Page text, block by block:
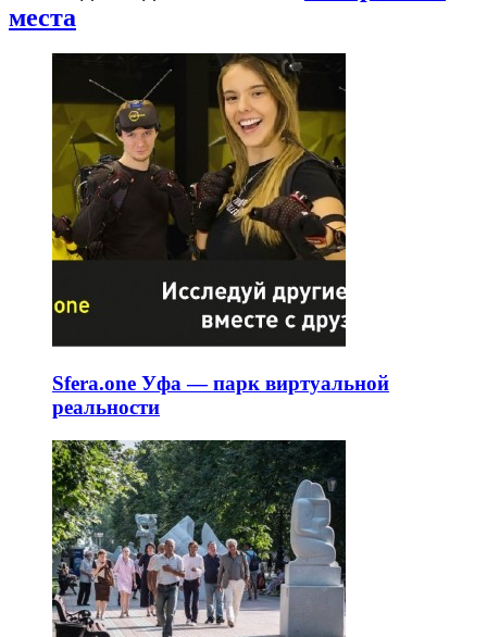
места
Sfera.one Уфа — парк виртуальной
реальности